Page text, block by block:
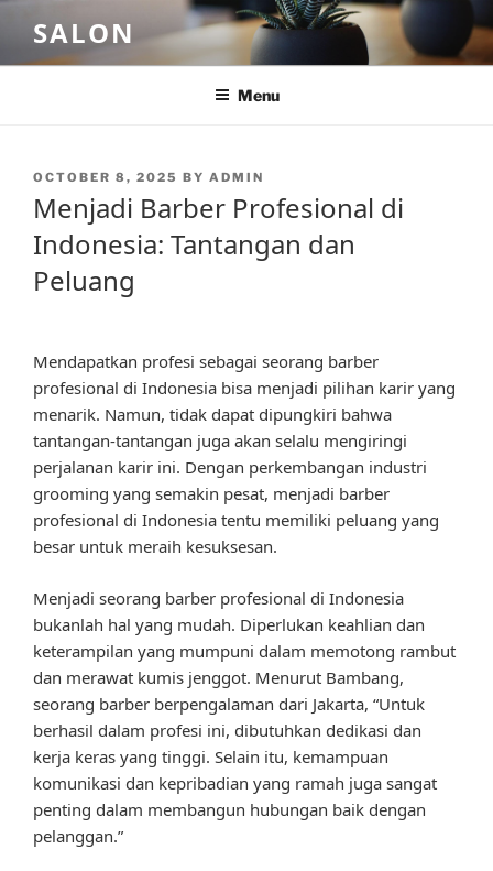
content
SALON
Menu
POSTED
OCTOBER 8, 2025 BY ADMIN
Menjadi Barber Profesional di
Indonesia: Tantangan dan
Peluang
Mendapatkan profesi sebagai seorang barber
profesional di Indonesia bisa menjadi pilihan karir yang
menarik. Namun, tidak dapat dipungkiri bahwa
tantangan-tantangan juga akan selalu mengiringi
perjalanan karir ini. Dengan perkembangan industri
grooming yang semakin pesat, menjadi barber
profesional di Indonesia tentu memiliki peluang yang
besar untuk meraih kesuksesan.
Menjadi seorang barber profesional di Indonesia
bukanlah hal yang mudah. Diperlukan keahlian dan
keterampilan yang mumpuni dalam memotong rambut
dan merawat kumis jenggot. Menurut Bambang,
seorang barber berpengalaman dari Jakarta, “Untuk
berhasil dalam profesi ini, dibutuhkan dedikasi dan
kerja keras yang tinggi. Selain itu, kemampuan
komunikasi dan kepribadian yang ramah juga sangat
penting dalam membangun hubungan baik dengan
pelanggan.”